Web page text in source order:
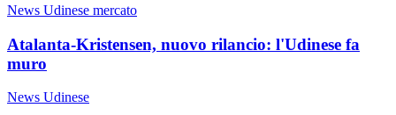
News Udinese mercato
Atalanta-Kristensen, nuovo rilancio: l'Udinese fa
muro
News Udinese